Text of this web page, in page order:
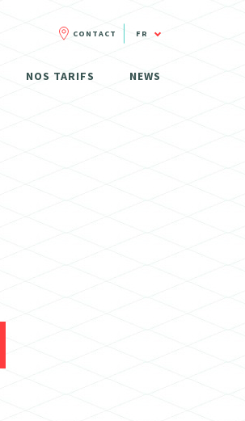
NOS TARIFS NEWS
CONTACT FR